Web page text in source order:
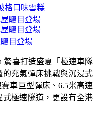
矚目登場
驚喜打造盛夏「極速車隊
充氣彈床挑戰與沉浸式
車巨型彈床、6.5米高速
極速隧道，更設有全港